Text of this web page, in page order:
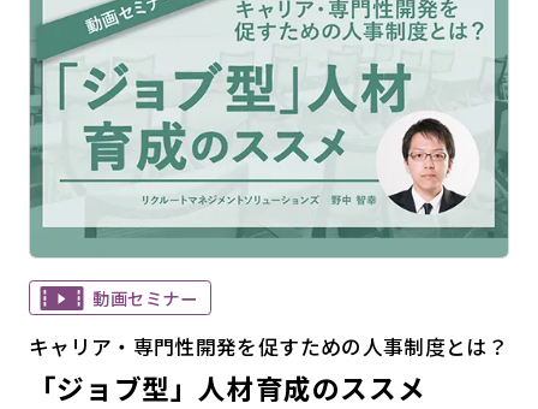
動画セミナー
キャリア・専門性開発を促すための人事制度とは？
「ジョブ型」人材育成のススメ